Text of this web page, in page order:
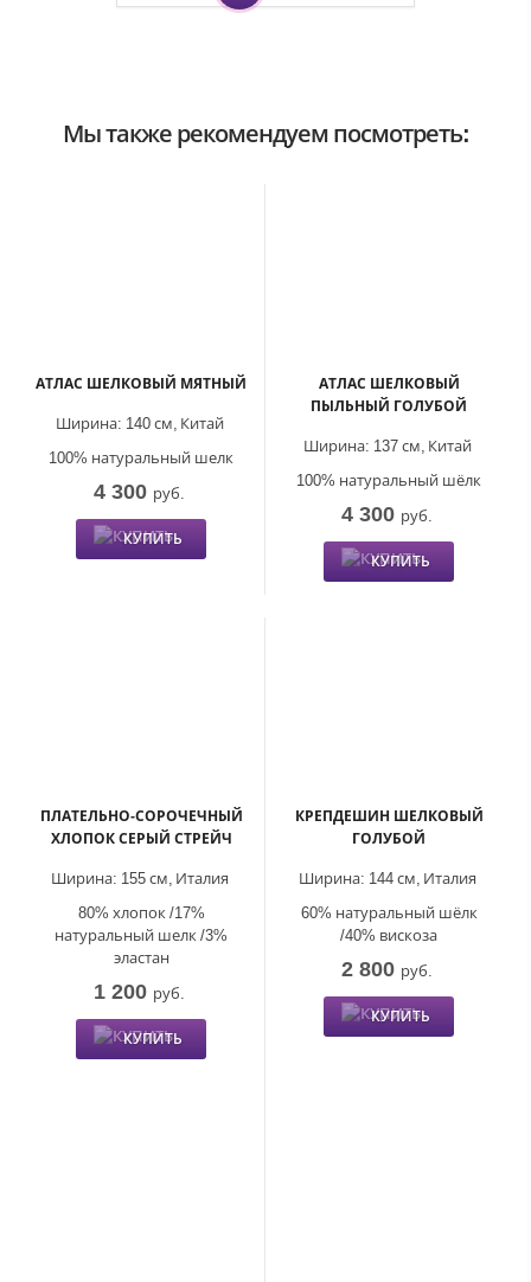
Мы также рекомендуем посмотреть:
АТЛАС ШЕЛКОВЫЙ МЯТНЫЙ
Китай
Ширина: 140 см,
100% натуральный шелк
4 300 руб.
КУПИТЬ
АТЛАС ШЕЛКОВЫЙ
ПЫЛЬНЫЙ ГОЛУБОЙ
Китай
Ширина: 137 см,
100% натуральный шёлк
4 300 руб.
КУПИТЬ
ПЛАТЕЛЬНО-СОРОЧЕЧНЫЙ
ХЛОПОК СЕРЫЙ СТРЕЙЧ
Италия
Ширина: 155 см,
80% хлопок /17%
натуральный шелк /3%
эластан
1 200 руб.
КУПИТЬ
КРЕПДЕШИН ШЕЛКОВЫЙ
ГОЛУБОЙ
Италия
Ширина: 144 см,
60% натуральный шёлк
/40% вискоза
2 800 руб.
КУПИТЬ